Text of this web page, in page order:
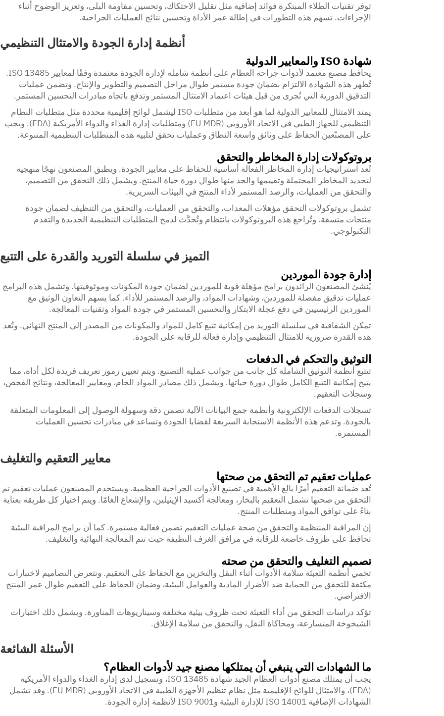
توفر تقنيات الطلاء المبتكرة فوائد إضافية مثل تقليل الاحتكاك، وتحسين مقاومة البلى، وتعزيز الوضوح أثناء
الإجراءات. تسهم هذه التطورات في إطالة عمر الأداة وتحسين نتائج العمليات الجراحية.
أنظمة إدارة الجودة والامتثال التنظيمي
شهادة ISO والمعايير الدولية
يحافظ مصنع معتمد لأدوات جراحة العظام على أنظمة شاملة لإدارة الجودة معتمدة وفقًا لمعايير ISO 13485.
تُظهر هذه الشهادة الالتزام بضمان جودة مستمر طوال مراحل التصميم والتطوير والإنتاج. وتضمن عمليات
التدقيق الدورية التي تُجرى من قبل هيئات اعتماد الامتثال المستمر وتدفع باتجاه مبادرات التحسين المستمر.
يمتد الامتثال للمعايير الدولية لما هو أبعد من متطلبات ISO ليشمل لوائح إقليمية محددة مثل متطلبات النظام
التنظيمي للجهاز الطبي في الاتحاد الأوروبي (EU MDR) ومتطلبات إدارة الغذاء والدواء الأمريكية (FDA). ويجب
على المصنّعين الحفاظ على وثائق واسعة النطاق وعمليات تحقق لتلبية هذه المتطلبات التنظيمية المتنوعة.
بروتوكولات إدارة المخاطر والتحقق
تُعد استراتيجيات إدارة المخاطر الفعالة أساسية للحفاظ على معايير الجودة. ويطبق المصنعون نهجًا منهجية
لتحديد المخاطر المحتملة وتقييمها والحد منها طوال دورة حياة المنتج. ويشمل ذلك التحقق من التصميم،
والتحقق من العمليات، والرصد المستمر لأداء المنتج في البيئات السريرية.
تشمل بروتوكولات التحقق مؤهلات المعدات، والتحقق من العمليات، والتحقق من التنظيف لضمان جودة
منتجات متسقة. وتُراجع هذه البروتوكولات بانتظام وتُحدَّث لدمج المتطلبات التنظيمية الجديدة والتقدم
التكنولوجي.
التميز في سلسلة التوريد والقدرة على التتبع
إدارة جودة الموردين
يُنشئ المصنعون الرائدون برامج مؤهلة قوية للموردين لضمان جودة المكونات وموثوقيتها. وتشمل هذه البرامج
عمليات تدقيق مفصلة للموردين، وشهادات المواد، والرصد المستمر للأداء. كما يسهم التعاون الوثيق مع
الموردين الرئيسيين في دفع عجلة الابتكار والتحسين المستمر في جودة المواد وتقنيات المعالجة.
تمكن الشفافية في سلسلة التوريد من إمكانية تتبع كامل للمواد والمكونات من المصدر إلى المنتج النهائي. وتُعد
هذه القدرة ضرورية للامتثال التنظيمي وإدارة فعالة للرقابة على الجودة.
التوثيق والتحكم في الدفعات
تتتبع أنظمة التوثيق الشاملة كل جانب من جوانب عملية التصنيع. ويتم تعيين رموز تعريف فريدة لكل أداة، مما
يتيح إمكانية التتبع الكامل طوال دورة حياتها. ويشمل ذلك مصادر المواد الخام، ومعايير المعالجة، ونتائج الفحص،
وسجلات التعقيم.
تسجلات الدفعات الإلكترونية وأنظمة جمع البيانات الآلية تضمن دقة وسهولة الوصول إلى المعلومات المتعلقة
بالجودة. وتدعم هذه الأنظمة الاستجابة السريعة لقضايا الجودة وتساعد في مبادرات تحسين العمليات
المستمرة.
معايير التعقيم والتغليف
عمليات تعقيم تم التحقق من صحتها
تُعد ضمانة التعقيم أمرًا بالغ الأهمية في تصنيع الأدوات الجراحية العظمية. ويستخدم المصنعون عمليات تعقيم تم
التحقق من صحتها تشمل التعقيم بالبخار، ومعالجة أكسيد الإيثيلين، والإشعاع الغامّا. ويتم اختيار كل طريقة بعناية
بناءً على توافق المواد ومتطلبات المنتج.
إن المراقبة المنتظمة والتحقق من صحة عمليات التعقيم تضمن فعالية مستمرة. كما أن برامج المراقبة البيئية
تحافظ على ظروف خاضعة للرقابة في مرافق الغرف النظيفة حيث تتم المعالجة النهائية والتغليف.
تصميم التغليف والتحقق من صحته
تحمي أنظمة التعبئة سلامة الأدوات أثناء النقل والتخزين مع الحفاظ على التعقيم. وتتعرض التصاميم لاختبارات
مكثفة للتحقق من الحماية ضد الأضرار المادية والعوامل البيئية، وضمان الحفاظ على التعقيم طوال عمر المنتج
الافتراضي.
تؤكد دراسات التحقق من أداء التعبئة تحت ظروف بيئية مختلفة وسيناريوهات المناورة. ويشمل ذلك اختبارات
الشيخوخة المتسارعة، ومحاكاة النقل، والتحقق من سلامة الإغلاق.
الأسئلة الشائعة
ما الشهادات التي ينبغي أن يمتلكها مصنع جيد لأدوات العظام؟
يجب أن يمتلك مصنع أدوات العظام الجيد شهادة ISO 13485، وتسجيل لدى إدارة الغذاء والدواء الأمريكية
(FDA)، والامتثال للوائح الإقليمية مثل نظام تنظيم الأجهزة الطبية في الاتحاد الأوروبي (EU MDR). وقد تشمل
الشهادات الإضافية ISO 14001 للإدارة البيئية وISO 9001 لأنظمة إدارة الجودة.